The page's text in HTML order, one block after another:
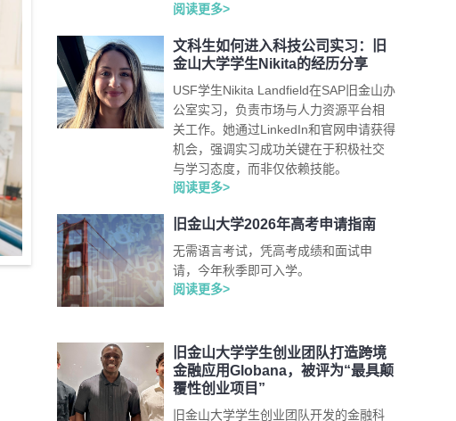
阅读更多>
文科生如何进入科技公司实习：旧
金山大学学生Nikita的经历分享
USF学生Nikita Landfield在SAP旧金山办
公室实习，负责市场与人力资源平台相
关工作。她通过LinkedIn和官网申请获得
机会，强调实习成功关键在于积极社交
与学习态度，而非仅依赖技能。
阅读更多>
旧金山大学2026年高考申请指南
无需语言考试，凭高考成绩和面试申
请，今年秋季即可入学。
阅读更多>
旧金山大学学生创业团队打造跨境
金融应用Globana，被评为“最具颠
覆性创业项目”
旧金山大学学生创业团队开发的金融科